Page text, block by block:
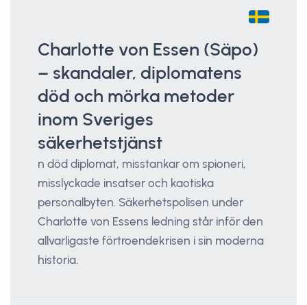
Charlotte von Essen (Säpo)
– skandaler, diplomatens
död och mörka metoder
inom Sveriges
säkerhetstjänst
n död diplomat, misstankar om spioneri,
misslyckade insatser och kaotiska
personalbyten. Säkerhetspolisen under
Charlotte von Essens ledning står inför den
allvarligaste förtroendekrisen i sin moderna
historia.